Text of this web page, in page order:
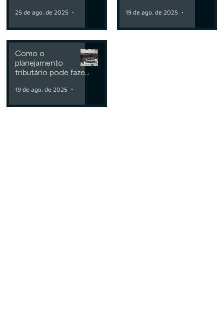
últimos 12 meses
25 de ago. de 2025
investimentos
19 de ago. de 2025
Como o
planejamento
tributário pode fazer
Consultorias ou
19 de ago. de 2025